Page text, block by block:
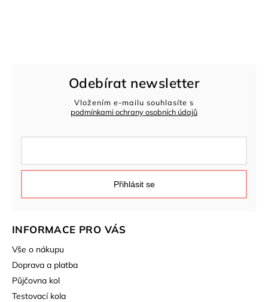
INFORMACE PRO VÁS
Vše o nákupu
Doprava a platba
Půjčovna kol
Testovací kola
Odebírat newsletter
Vložením e-mailu souhlasíte s
podmínkami ochrany osobních údajů
Přihlásit se